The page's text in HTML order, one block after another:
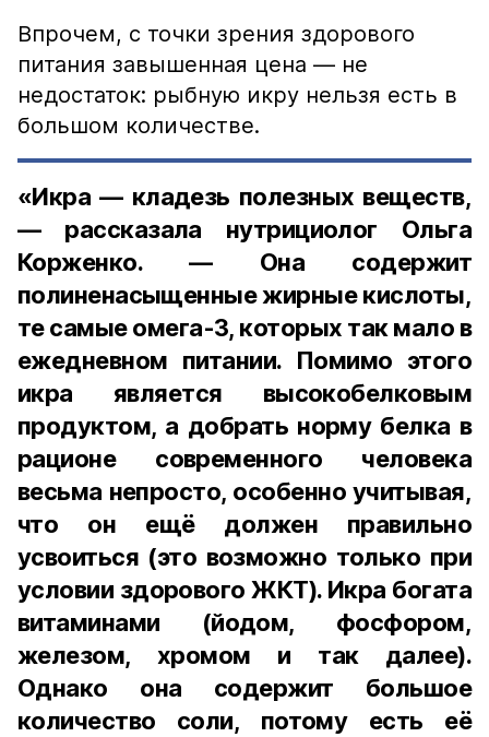
Впрочем, с точки зрения здорового
питания завышенная цена — не
недостаток: рыбную икру нельзя есть в
большом количестве.
«Икра — кладезь полезных веществ,
— рассказала нутрициолог Ольга
Корженко. — Она содержит
полиненасыщенные жирные кислоты,
те самые омега-3, которых так мало в
ежедневном питании. Помимо этого
икра является высокобелковым
продуктом, а добрать норму белка в
рационе современного человека
весьма непросто, особенно учитывая,
что он ещё должен правильно
усвоиться (это возможно только при
условии здорового ЖКТ). Икра богата
витаминами (йодом, фосфором,
железом, хромом и так далее).
Однако она содержит большое
количество соли, потому есть её